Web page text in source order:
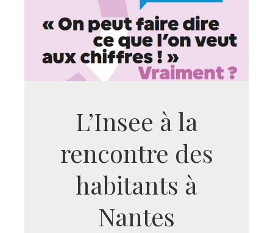
L’Insee à la
rencontre des
habitants à
Nantes